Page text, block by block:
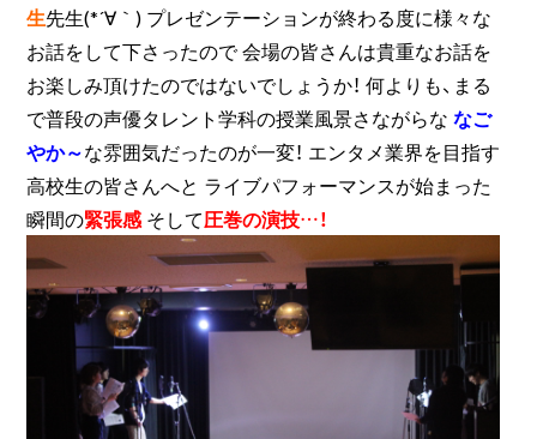
生先生(*´∀｀) プレゼンテーションが終わる度に様々な
お話をして下さったので 会場の皆さんは貴重なお話を
お楽しみ頂けたのではないでしょうか！ 何よりも、まる
で普段の声優タレント学科の授業風景さながらななご
やか～な雰囲気だったのが一変！ エンタメ業界を目指す
高校生の皆さんへと ライブパフォーマンスが始まった
瞬間の緊張感そして圧巻の演技…！